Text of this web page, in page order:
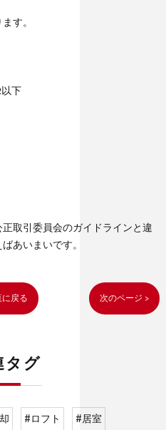
す。
下
取引委員会のガイドラインと違
あいまいです。
戻る 次のページ >
タグ
#ロフト #居室